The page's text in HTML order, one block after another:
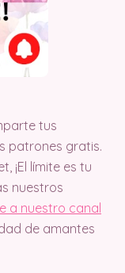
tus
patrones gratis.
¡El límite es tu
nuestros
a nuestro canal
de amantes